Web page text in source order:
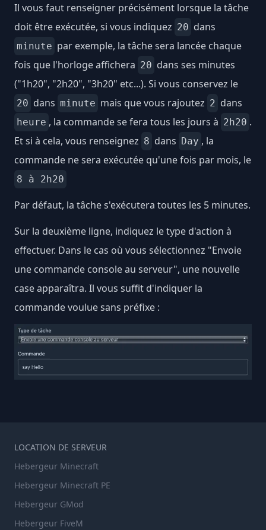
Il vous faut renseigner précisément lorsque la tâche
doit être exécutée, si vous indiquez 20 dans
minute par exemple, la tâche sera lancée chaque
fois que l'horloge affichera 20 dans ses minutes
("1h20", "2h20", "3h20" etc...). Si vous conservez le
20 dans minute mais que vous rajoutez 2 dans
heure , la commande se fera tous les jours à 2h20 .
Et si à cela, vous renseignez 8 dans Day , la
commande ne sera exécutée qu'une fois par mois, le
8 à 2h20
Par défaut, la tâche s'exécutera toutes les 5 minutes.
Sur la deuxième ligne, indiquez le type d'action à
effectuer. Dans le cas où vous sélectionnez "Envoie
une commande console au serveur", une nouvelle
case apparaîtra. Il vous suffit d'indiquer la
commande voulue sans préfixe :
LOCATION DE SERVEUR
Hebergeur Minecraft
Hebergeur Minecraft PE
Hebergeur GMod
Hebergeur FiveM